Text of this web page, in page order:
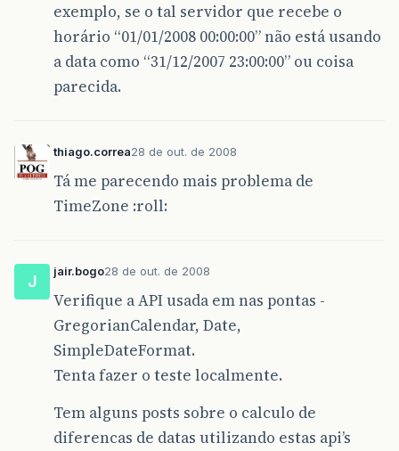
exemplo, se o tal servidor que recebe o
horário “01/01/2008 00:00:00” não está usando
a data como “31/12/2007 23:00:00” ou coisa
parecida.
thiago.correa28 de out. de 2008
Tá me parecendo mais problema de
TimeZone :roll:
J
jair.bogo28 de out. de 2008
Verifique a API usada em nas pontas -
GregorianCalendar, Date,
SimpleDateFormat.
Tenta fazer o teste localmente.
Tem alguns posts sobre o calculo de
diferencas de datas utilizando estas api’s